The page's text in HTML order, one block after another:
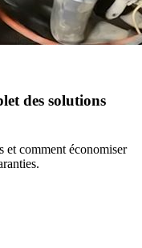
des solutions
et comment économiser